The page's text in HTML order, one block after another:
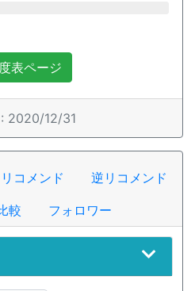
表ページ
2020/12/31
リコメンド 逆リコメンド
較 フォロワー